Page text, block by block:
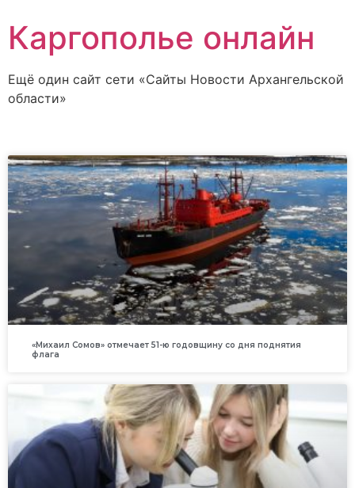
Каргополье онлайн
Ещё один сайт сети «Сайты Новости Архангельской
области»
«Михаил Сомов» отмечает 51-ю годовщину со дня поднятия
флага